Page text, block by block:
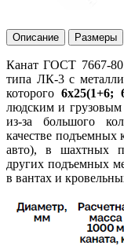
Описание Размеры
Канат ГОСТ 7667-
типа ЛК-3 с
которого 6x25(1+6;
людским и грузовым
из-за большого
качестве подъемных
авто), в шахтных
других подъемных
в вантах и